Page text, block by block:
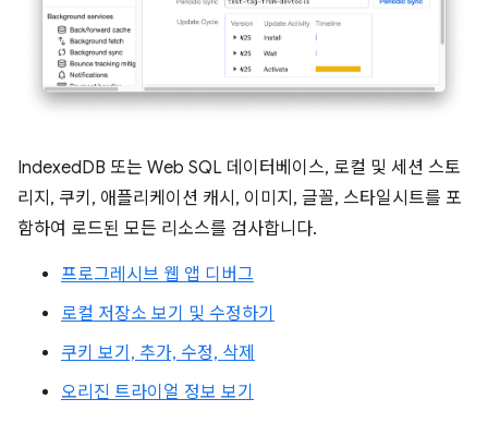
IndexedDB 또는 Web SQL 데이터베이스, 로컬 및 세션 스토
리지, 쿠키, 애플리케이션 캐시, 이미지, 글꼴, 스타일시트를 포
함하여 로드된 모든 리소스를 검사합니다.
프로그레시브 웹 앱 디버그
로컬 저장소 보기 및 수정하기
쿠키 보기, 추가, 수정, 삭제
오리진 트라이얼 정보 보기